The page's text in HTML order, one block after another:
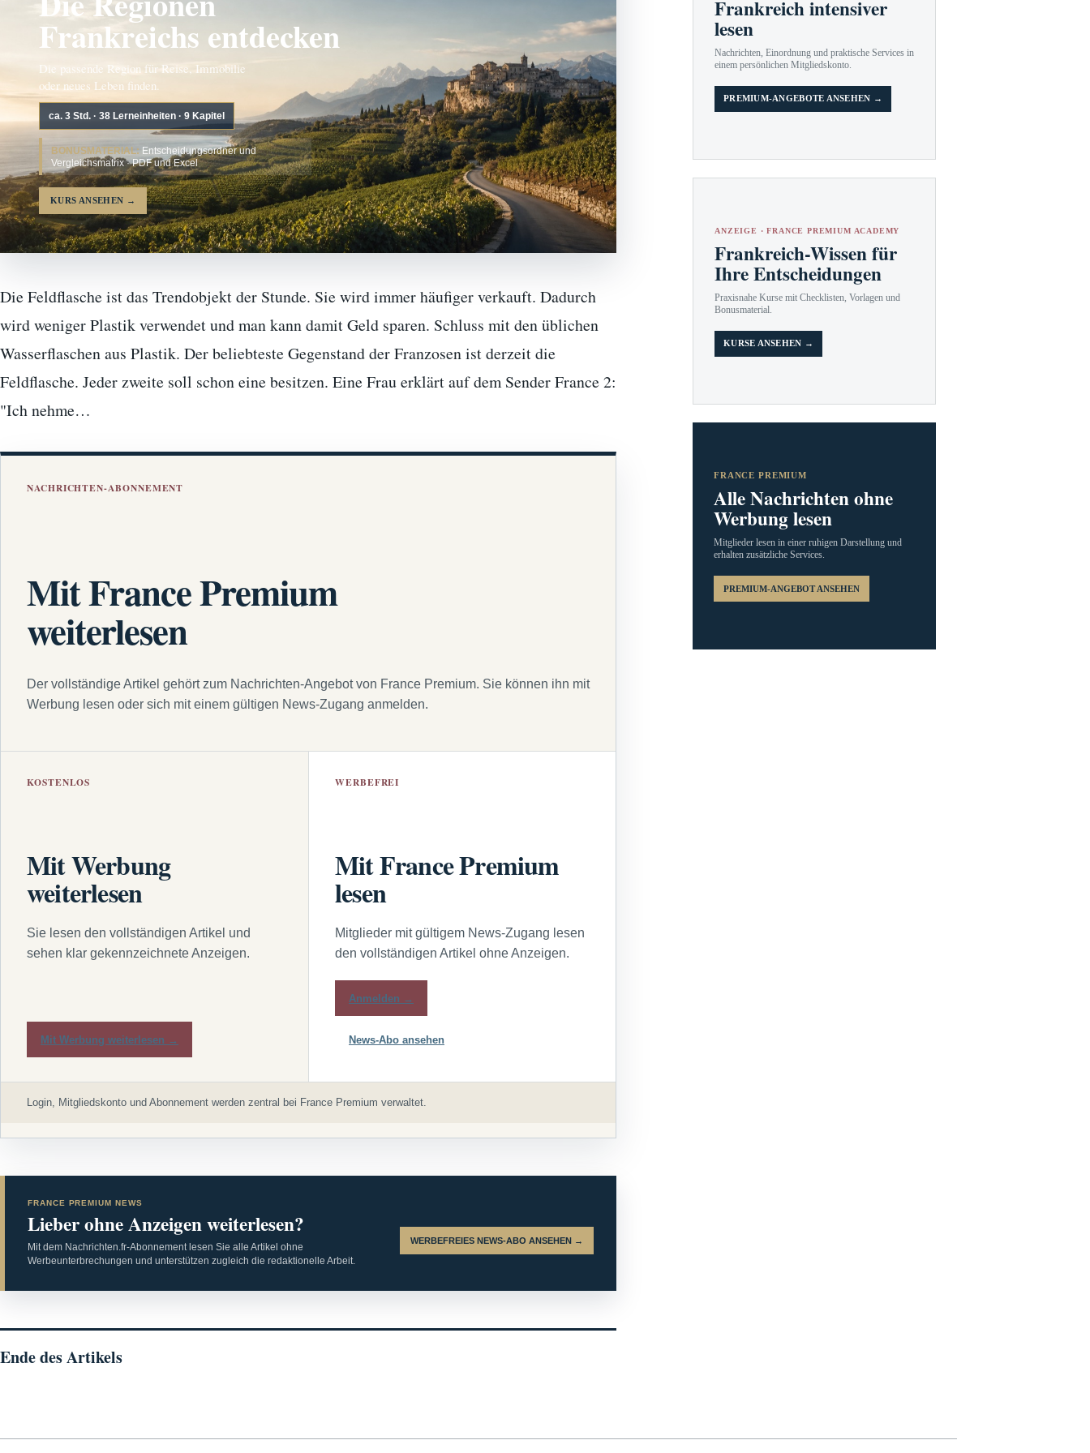
Frankreichs entdecken
Die passende Region für Reise, Immobilie
oder neues Leben finden.
ca. 3 Std. · 38 Lerneinheiten · 9 Kapitel
BONUSMATERIAL: Entscheidungsordner und
Vergleichsmatrix · PDF und Excel
KURS ANSEHEN →
Die Feldflasche ist das Trendobjekt der Stunde. Sie wird immer häufiger verkauft. Dadurch
wird weniger Plastik verwendet und man kann damit Geld sparen. Schluss mit den üblichen
Wasserflaschen aus Plastik. Der beliebteste Gegenstand der Franzosen ist derzeit die
Feldflasche. Jeder zweite soll schon eine besitzen. Eine Frau erklärt auf dem Sender France 2:
"Ich nehme…
NACHRICHTEN-ABONNEMENT
Mit France Premium
weiterlesen
Der vollständige Artikel gehört zum Nachrichten-Angebot von France Premium. Sie können ihn mit
Werbung lesen oder sich mit einem gültigen News-Zugang anmelden.
KOSTENLOS
Mit Werbung
weiterlesen
Sie lesen den vollständigen Artikel und
sehen klar gekennzeichnete Anzeigen.
Mit Werbung weiterlesen →
WERBEFREI
Mit France Premium
lesen
Mitglieder mit gültigem News-Zugang lesen
den vollständigen Artikel ohne Anzeigen.
Anmelden →
News-Abo ansehen
Login, Mitgliedskonto und Abonnement werden zentral bei France Premium verwaltet.
FRANCE PREMIUM NEWS
Lieber ohne Anzeigen weiterlesen?
Mit dem Nachrichten.fr-Abonnement lesen Sie alle Artikel ohne
Werbeunterbrechungen und unterstützen zugleich die redaktionelle Arbeit.
WERBEFREIES NEWS-ABO ANSEHEN →
Ende des Artikels
Frankreich intensiver
lesen
Nachrichten, Einordnung und praktische Services in
einem persönlichen Mitgliedskonto.
PREMIUM-ANGEBOTE ANSEHEN →
ANZEIGE · FRANCE PREMIUM ACADEMY
Frankreich-Wissen für
Ihre Entscheidungen
Praxisnahe Kurse mit Checklisten, Vorlagen und
Bonusmaterial.
KURSE ANSEHEN →
FRANCE PREMIUM
Alle Nachrichten ohne
Werbung lesen
Mitglieder lesen in einer ruhigen Darstellung und
erhalten zusätzliche Services.
PREMIUM-ANGEBOT ANSEHEN